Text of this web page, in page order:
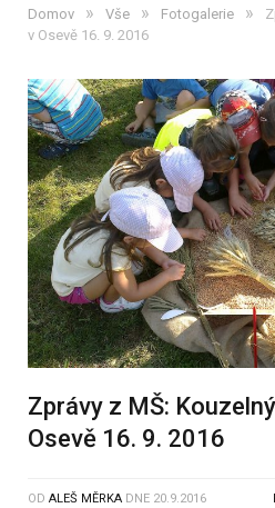
Domov » Vše » Fotogalerie »
v Osevě 16. 9. 2016
Zprávy z MŠ:
Osevě 16. 9. 2016
OD ALEŠ MĚRKA DNE 20.9.2016